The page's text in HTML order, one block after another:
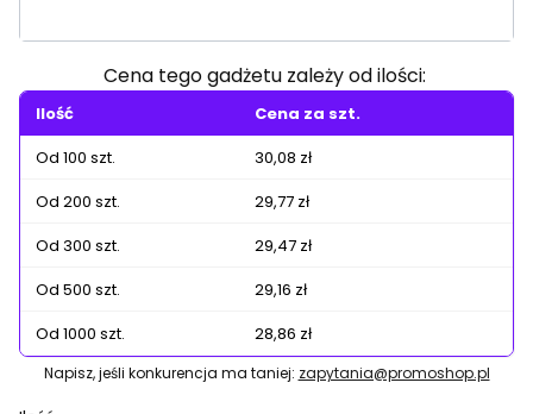
Cena tego gadżetu zależy od ilości:
Ilość
Cena za szt.
Od 100 szt.
30,08 zł
Od 200 szt.
29,77 zł
Od 300 szt.
29,47 zł
Od 500 szt.
29,16 zł
Od 1000 szt.
28,86 zł
Napisz, jeśli konkurencja ma taniej: zapytania@promoshop.pl